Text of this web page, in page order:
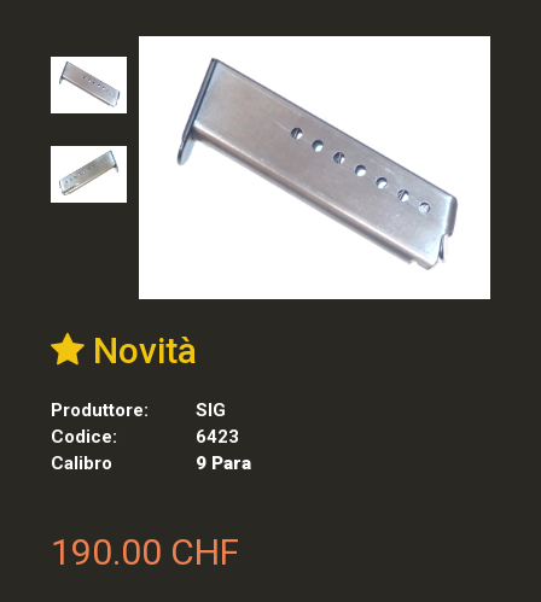
Novità
Produttore:
SIG
Codice:
6423
Calibro
9 Para
190.00 CHF